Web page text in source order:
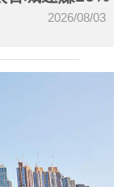
2026/08/03